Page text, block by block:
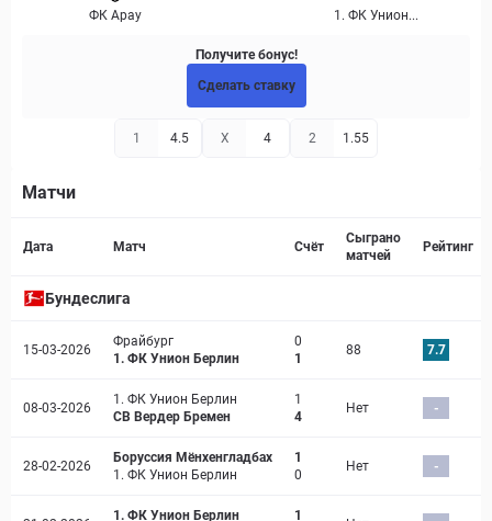
ФК Арау 1. ФК Унион...
Получите бонус!
Сделать ставку
1 4.5 X 4 2 1.55
Матчи
Дата Матч Счёт
Сыграно
матчей
Рейтинг
Бундеслига
15-03-2026
Фрайбург
1. ФК Унион Берлин
0
1
88 7.7
08-03-2026
1. ФК Унион Берлин
СВ Вердер Бремен
1
4
Нет -
28-02-2026
Боруссия Мёнхенгладбах
1. ФК Унион Берлин
1
0
Нет -
1. ФК Унион Берлин
1